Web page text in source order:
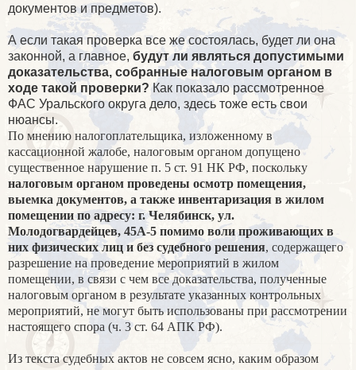
документов и предметов).
А если такая проверка все же состоялась, будет ли она
законной, а главное, будут ли являться допустимыми
доказательства, собранные налоговым органом в
ходе такой проверки? Как показало рассмотренное
ФАС Уральского округа дело, здесь тоже есть свои
нюансы.
По мнению налогоплательщика, изложенному в
кассационной жалобе, налоговым органом допущено
существенное нарушение п. 5 ст. 91 НК РФ, поскольку
налоговым органом проведены осмотр помещения,
выемка документов, а также инвентаризация в жилом
помещении по адресу: г. Челябинск, ул.
Молодогвардейцев, 45А-5 помимо воли проживающих в
них физических лиц и без судебного решения, содержащего
разрешение на проведение мероприятий в жилом
помещении, в связи с чем все доказательства, полученные
налоговым органом в результате указанных контрольных
мероприятий, не могут быть использованы при рассмотрении
настоящего спора (ч. 3 ст. 64 АПК РФ).
Из текста судебных актов не совсем ясно, каким образом